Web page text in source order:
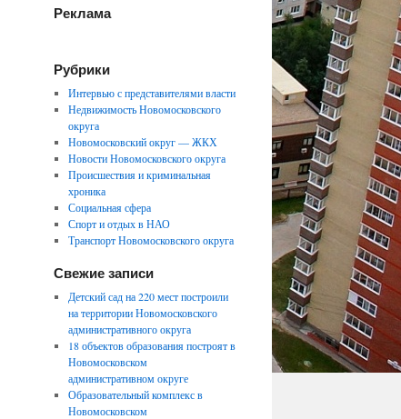
Реклама
Рубрики
Интервью с представителями власти
Недвижимость Новомосковского
округа
Новомосковский округ — ЖКХ
Новости Новомосковского округа
Происшествия и криминальная
хроника
Социальная сфера
Спорт и отдых в НАО
Транспорт Новомосковского округа
Свежие записи
Детский сад на 220 мест построили
на территории Новомосковского
административного округа
18 объектов образования построят в
Новомосковском
административном округе
Образовательный комплекс в
Новомосковском